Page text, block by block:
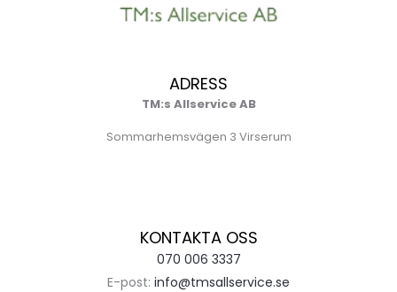
ADRESS
TM:s Allservice AB
Sommarhemsvägen 3 Virserum
KONTAKTA OSS
070 006 3337
E-post: info@tmsallservice.se